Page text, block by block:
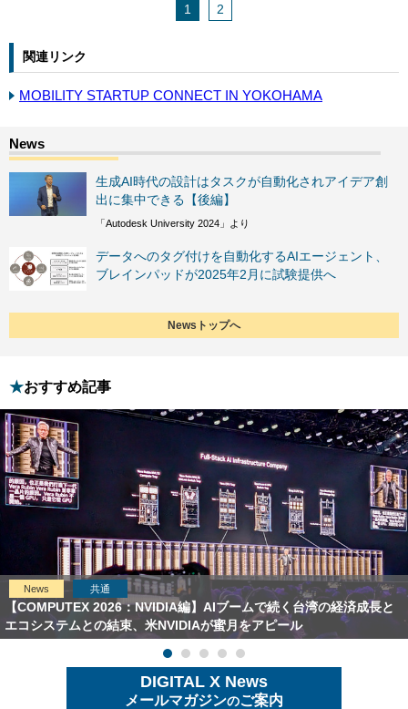
1 2
関連リンク
MOBILITY STARTUP CONNECT IN YOKOHAMA
生成AI時代の設計はタスクが自動化されアイデア創
出に集中できる【後編】
「Autodesk University 2024」より
データへのタグ付けを自動化するAIエージェント、
ブレインパッドが2025年2月に試験提供へ
Newsトップへ
おすすめ記事
News 共通
【COMPUTEX 2026：NVIDIA編】AIブームで続く台湾の経済成長と
エコシステムとの結束、米NVIDIAが蜜月をアピール
DIGITAL X News
メールマガジンのご案内